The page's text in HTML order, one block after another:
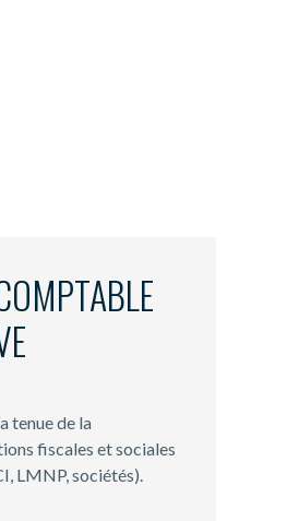
tenue de la
fiscales et sociales
LMNP, sociétés).